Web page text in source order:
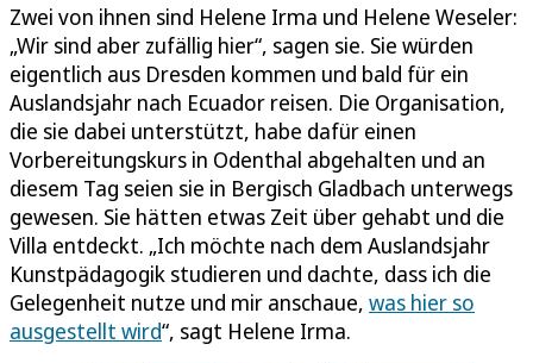
Zwei von ihnen sind Helene Irma und Helene Weseler:
„Wir sind aber zufällig hier“, sagen sie. Sie würden
eigentlich aus Dresden kommen und bald für ein
Auslandsjahr nach Ecuador reisen. Die Organisation,
die sie dabei unterstützt, habe dafür einen
Vorbereitungskurs in Odenthal abgehalten und an
diesem Tag seien sie in Bergisch Gladbach unterwegs
gewesen. Sie hätten etwas Zeit über gehabt und die
Villa entdeckt. „Ich möchte nach dem Auslandsjahr
Kunstpädagogik studieren und dachte, dass ich die
Gelegenheit nutze und mir anschaue, was hier so
ausgestellt wird“, sagt Helene Irma.